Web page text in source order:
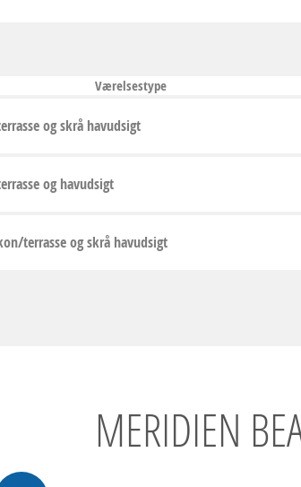
Værelsestype
og skrå havudsigt
og havudsigt
terrasse og skrå havudsigt
MERIDIEN